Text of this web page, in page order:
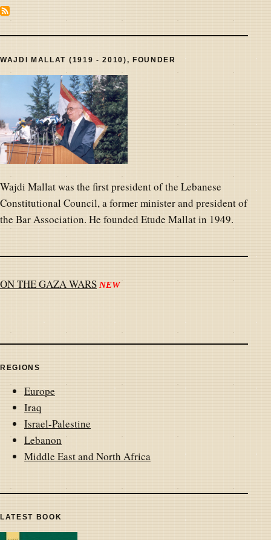
WAJDI MALLAT (1919 - 2010), FOUNDER
Wajdi Mallat was the first president of the Lebanese
Constitutional Council, a former minister and president of
the Bar Association. He founded Etude Mallat in 1949.
ON THE GAZA WARS NEW
REGIONS
Europe
Iraq
Israel-Palestine
Lebanon
Middle East and North Africa
LATEST BOOK